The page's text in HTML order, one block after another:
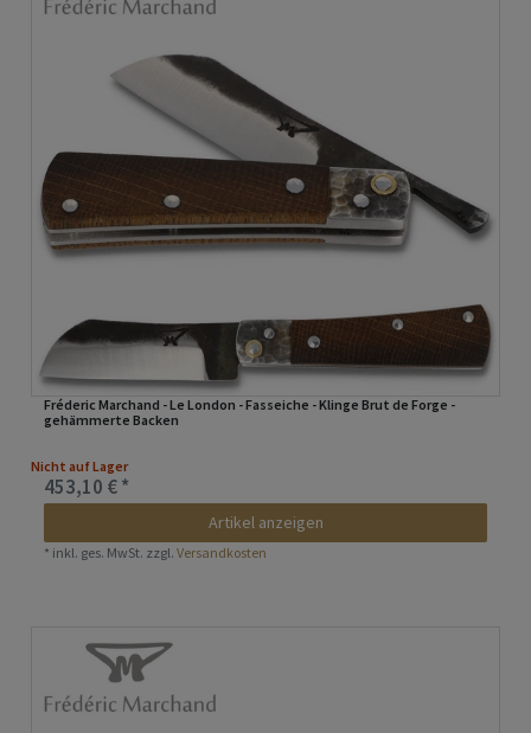
Fréderic Marchand - Le London - Fasseiche - Klinge Brut de Forge -
gehämmerte Backen
Nicht auf Lager
453,10 € *
Artikel anzeigen
* inkl. ges. MwSt. zzgl.Versandkosten